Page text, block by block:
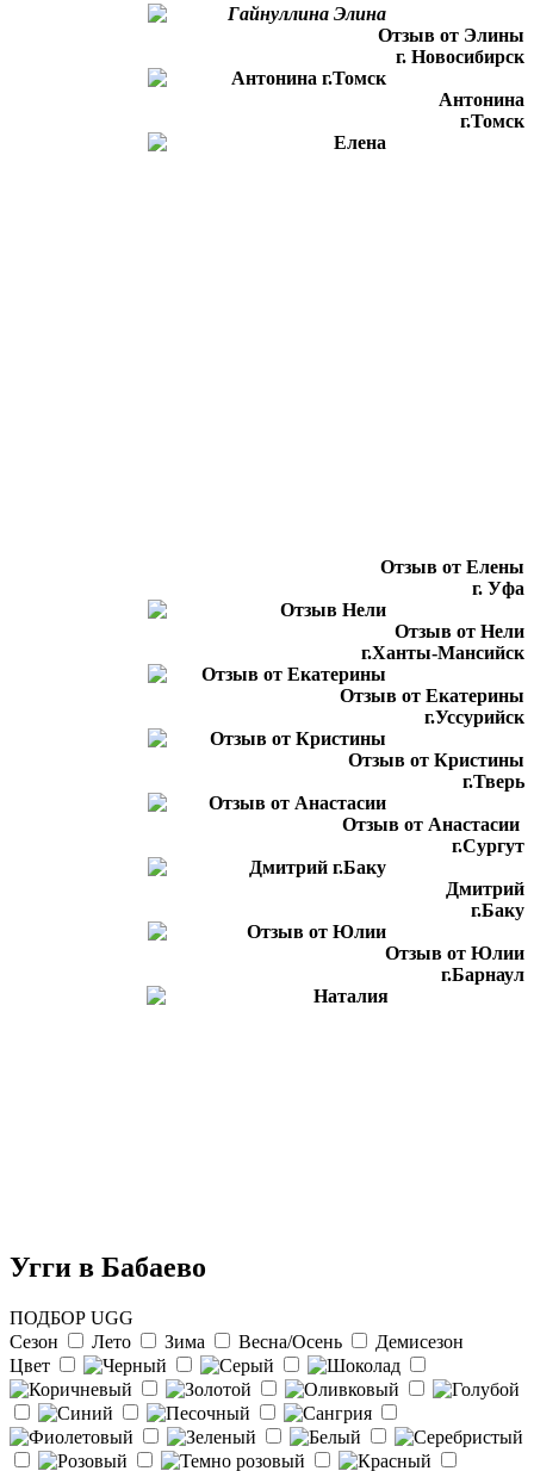
Отзыв от Элины
г. Новосибирск
Антонина
г.Томск
Отзыв от Елены
г. Уфа
Отзыв от Нели
г.Ханты-Мансийск
Отзыв от Екатерины
г.Уссурийск
Отзыв от Кристины
г.Тверь
Отзыв от Анастасии
г.Сургут
Дмитрий
г.Баку
Отзыв от Юлии
г.Барнаул
Отзыв от Натальи
г.Красноярск
Угги в Бабаево
ПОДБОР UGG
Сезон
Лето Зима Весна/Осень
Демисезон
Цвет